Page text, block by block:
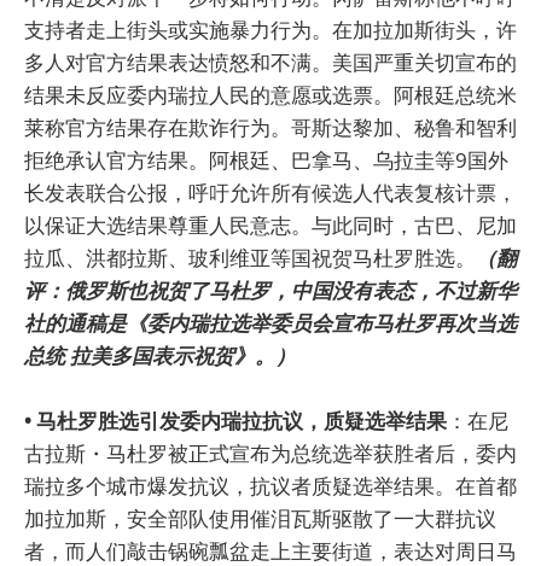
支持者走上街头或实施暴力行为。在加拉加斯街头，许
多人对官方结果表达愤怒和不满。美国严重关切宣布的
结果未反应委内瑞拉人民的意愿或选票。阿根廷总统米
莱称官方结果存在欺诈行为。哥斯达黎加、秘鲁和智利
拒绝承认官方结果。阿根廷、巴拿马、乌拉圭等9国外
长发表联合公报，呼吁允许所有候选人代表复核计票，
以保证大选结果尊重人民意志。与此同时，古巴、尼加
拉瓜、洪都拉斯、玻利维亚等国祝贺马杜罗胜选。
（翻
评：俄罗斯也祝贺了马杜罗，中国没有表态，不过新华
社的通稿是《委内瑞拉选举委员会宣布马杜罗再次当选
总统 拉美多国表示祝贺》。）
• 马杜罗胜选引发委内瑞拉抗议，质疑选举结果 ：在尼
古拉斯・马杜罗被正式宣布为总统选举获胜者后，委内
瑞拉多个城市爆发抗议，抗议者质疑选举结果。在首都
加拉加斯，安全部队使用催泪瓦斯驱散了一大群抗议
者，而人们敲击锅碗瓢盆走上主要街道，表达对周日马